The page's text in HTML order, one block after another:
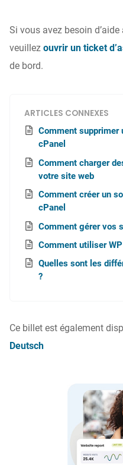
Si vous avez besoin
veuillez ouvrir un ticket
de bord.
ARTICLES CONNEXES
Comment supprimer
cPanel
Comment charger
votre site web
Comment créer un
cPanel
Comment gérer vos
Comment utiliser
Quelles sont les
?
Ce billet est également
Deutsch